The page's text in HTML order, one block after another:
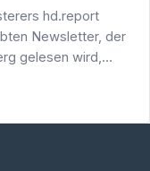
hd.report
Newsletter, der
gelesen wird,